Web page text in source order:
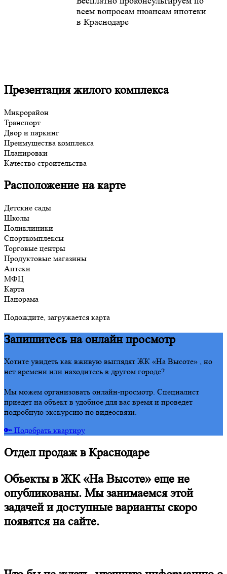
всем вопросам нюансам ипотеки
в Краснодаре
Презентация жилого комплекса
Микрорайон
Транспорт
Двор и паркинг
Преимущества комплекса
Планировки
Качество строительства
Расположение на карте
Детские сады
Школы
Поликлиники
Спорткомплексы
Торговые центры
Продуктовые магазины
Аптеки
МФЦ
Карта
Панорама
Подождите, загружается карта
Запишитесь на онлайн просмотр
Хотите увидеть как вживую выглядят ЖК «На Высоте» , но
нет времени или находитесь в другом городе?
Мы можем организовать онлайн-просмотр. Специалист
приедет на объект в удобное для вас время и проведет
подробную экскурсию по видеосвязи.
🔑 Подобрать квартиру
Отдел продаж в Краснодаре
Объекты в ЖК «На Высоте» еще не
опубликованы. Мы занимаемся этой
задачей и доступные варианты скоро
появятся на сайте.